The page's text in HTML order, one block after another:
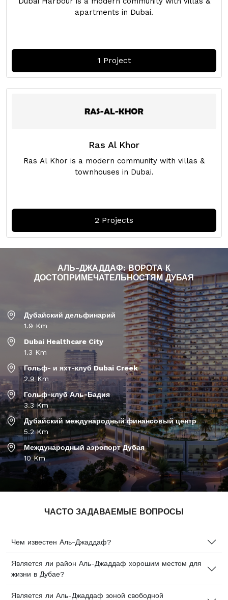
apartments in Dubai.
1 Project
Ras Al Khor
Ras Al Khor is a modern community with villas &
townhouses in Dubai.
2 Projects
АЛЬ-ДЖАДДАФ: ВОРОТА К
ДОСТОПРИМЕЧАТЕЛЬНОСТЯМ ДУБАЯ
Дубайский дельфинарий
1.9 Km
Dubai Healthcare City
1.3 Km
Гольф- и яхт-клуб Dubai Creek
2.9 Km
Гольф-клуб Аль-Бадия
3.3 Km
Дубайский международный финансовый центр
5.2 Km
Международный аэропорт Дубая
10 Km
ЧАСТО ЗАДАВАЕМЫЕ ВОПРОСЫ
Чем известен Аль-Джаддаф?
Является ли район Аль-Джаддаф хорошим местом для
жизни в Дубае?
Является ли Аль-Джаддаф зоной свободной